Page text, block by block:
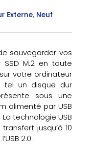
Externe, Neuf
sauvegarder vos
M.2 en toute
votre ordinateur
tel un disque dur
sous une
alimenté par USB
technologie USB
jusqu’à 10
2.0.